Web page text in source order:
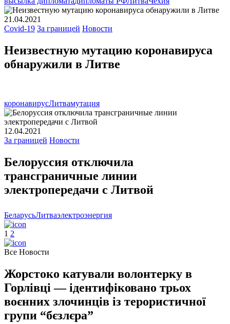
21.04.2021
Covid-19 За границей Новости
Неизвестную мутацию коронавируса
обнаружили в Литве
коронавирусЛитвамутация
12.04.2021
За границей Новости
Белоруссия отключила
трансграничные линии
электропередачи с Литвой
БеларусьЛитваэлектроэнергия
1 2
Все Новости
Жорстоко катували волонтерку в
Горлівці — ідентифіковано трьох
воєнних злочинців із терористичної
групи “бєзлєра”